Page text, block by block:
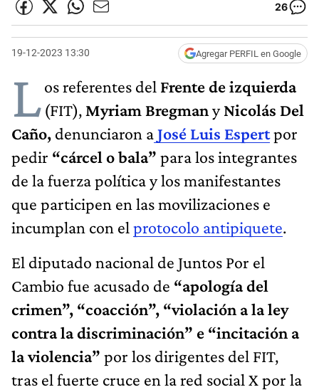
26
19-12-2023 13:30 Agregar PERFIL en Google
Los referentes del Frente de izquierda
(FIT), Myriam BregmanyNicolás Del
Caño, denunciaron aJosé Luis Espertpor
pedir “cárcel o bala” para los integrantes
de la fuerza política y los manifestantes
que participen en las movilizaciones e
incumplan con el protocolo antipiquete.
El diputado nacional de Juntos Por el
Cambio fue acusado de “apología del
crimen”, “coacción”, “violación a la ley
contra la discriminación” e “incitación a
la violencia” por los dirigentes del FIT,
tras el fuerte cruce en la red social X por la